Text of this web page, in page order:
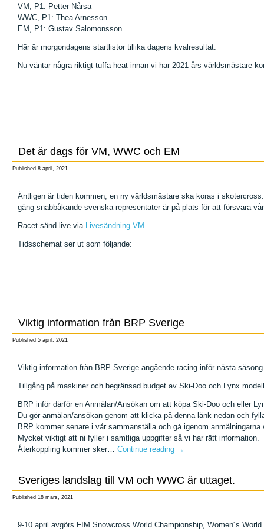
VM, P1: Petter Nårsa
WWC, P1: Thea Arnesson
EM, P1: Gustav Salomonsson
Här är morgondagens startlistor tillika dagens kvalresultat:
Nu väntar några riktigt tuffa heat innan vi har 2021 års världsmästare
Det är dags för VM, WWC och EM
Published 8 april, 2021
Äntligen är tiden kommen, en ny världsmästare ska koras i
gäng snabbåkande svenska representater är på plats för att försvara
Racet sänd live via Livesändning VM
Tidsschemat ser ut som följande:
Viktig information från BRP Sverige
Published 5 april, 2021
Viktig information från BRP Sverige angående racing inför nästa
Tillgång på maskiner och begränsad budget av Ski-Doo och Lynx
BRP inför därför en Anmälan/Ansökan om att köpa Ski-Doo och eller
Du gör anmälan/ansökan genom att klicka på denna länk nedan och
BRP kommer senare i vår sammanställa och gå igenom anmälningarna
Mycket viktigt att ni fyller i samtliga uppgifter så vi har rätt information.
Återkoppling kommer sker… Continue reading →
Sveriges landslag till VM och WWC är uttaget.
Published 18 mars, 2021
9-10 april avgörs FIM Snowcross World Championship, Women´s